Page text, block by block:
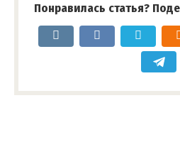
Понравилась статья?